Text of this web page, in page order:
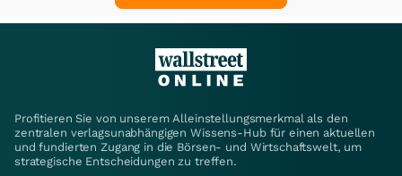
Profitieren Sie von unserem Alleinstellungsmerkmal als den
zentralen verlagsunabhängigen Wissens-Hub für einen aktuellen
und fundierten Zugang in die Börsen- und Wirtschaftswelt, um
strategische Entscheidungen zu treffen.